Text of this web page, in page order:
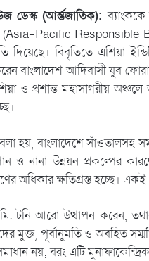
ডেস্ক (আর্ন্তজাতিক):ব্যাংককে
(Asia-Pacific Responsible
দিয়েছে। বিবৃতিতে এশিয়া
বাংলাদেশ আদিবাসী যুব
ও প্রশান্ত মহাসাগরীয়
হয়, বাংলাদেশে সাঁওতালসহ
ও নানা উন্নয়ন প্রকল্পের
অধিকার ক্ষতিগ্রস্ত হচ্ছে।
টনি আরো উত্থাপন করেন,
মুক্ত, পূর্বানুমতি ও অবহিত
নয়; বরং এটি